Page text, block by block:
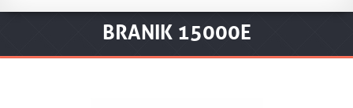
BRANIK 15000E